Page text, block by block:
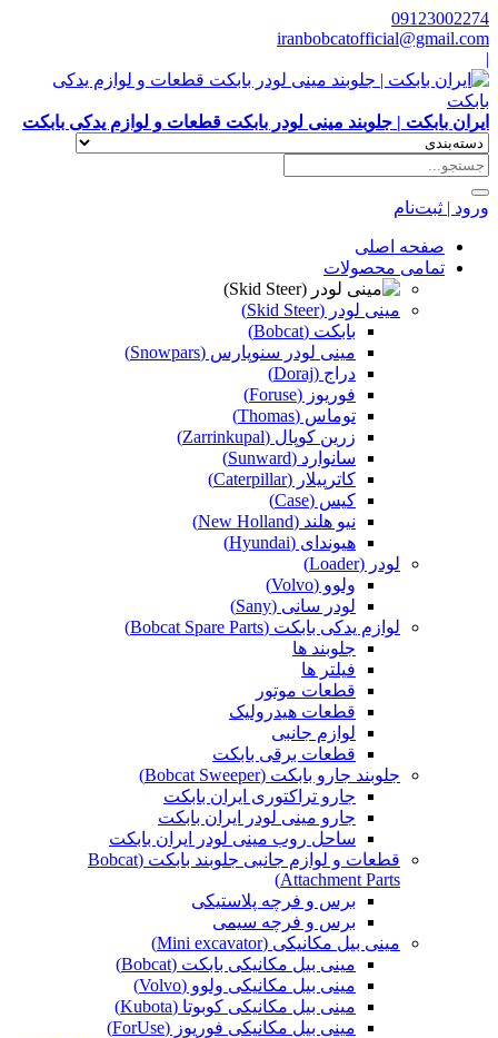
09123002274
iranbobcatofficial@gmail.com
|
ایران بابکت | جلوبند مینی لودر بابکت قطعات و لوازم یدکی بابکت
ورود | ثبت‌نام
صفحه اصلی
تمامی محصولات
مینی لودر (Skid Steer)
بابکت (Bobcat)
مینی لودر سنوپارس (Snowpars)
دراج (Doraj)
فوریوز (Foruse)
توماس (Thomas)
زرین کوپال (Zarrinkupal)
سانوارد (Sunward)
کاترپیلار (Caterpillar)
کیس (Case)
نیو هلند (New Holland)
هیوندای (Hyundai)
لودر (Loader)
ولوو (Volvo)
لودر سانی (Sany)
لوازم یدکی بابکت (Bobcat Spare Parts)
جلوبند ها
فیلتر ها
قطعات موتور
قطعات هیدرولیک
لوازم جانبی
قطعات برقی بابکت
جلوبند جارو بابکت (Bobcat Sweeper)
جارو تراکتوری ایران بابکت
جارو مینی لودر ایران بابکت
ساحل روب مینی لودر ایران بابکت
قطعات و لوازم جانبی جلوبند بابکت (Bobcat
Attachment Parts)
برس و فرچه پلاستیکی
برس و فرچه سیمی
مینی بیل مکانیکی (Mini excavator)
مینی بیل مکانیکی بابکت (Bobcat)
مینی بیل مکانیکی ولوو (Volvo)
مینی بیل مکانیکی کوبوتا (Kubota)
مینی بیل مکانیکی فوریوز (ForUse)